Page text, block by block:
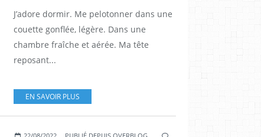
J’adore dormir. Me pelotonner dans une
couette gonflée, légère. Dans une
chambre fraîche et aérée. Ma tête
reposant...
EN SAVOIR PLUS